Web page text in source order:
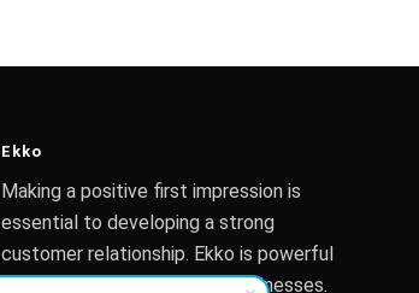
Ekko
Making a positive first impression is
essential to developing a strong
customer relationship. Ekko is powerful
enough to assist any small businesses.